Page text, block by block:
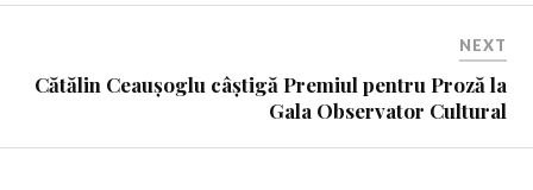
NEXT
Cătălin Ceaușoglu câștigă Premiul pentru Proză la
Gala Observator Cultural